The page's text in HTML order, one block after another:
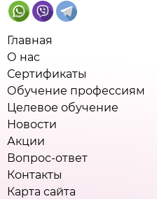
Главная
О нас
Сертификаты
Обучение профессиям
Целевое обучение
Новости
Акции
Вопрос-ответ
Контакты
Карта сайта